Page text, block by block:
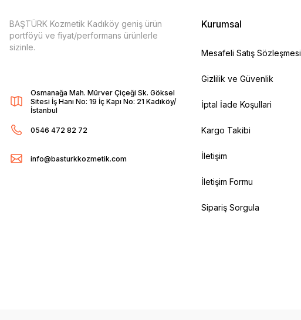
BAŞTÜRK Kozmetik Kadıköy geniş ürün
portföyü ve fiyat/performans ürünlerle
sizinle.
Osmanağa Mah. Mürver Çiçeği Sk. Göksel
Sitesi İş Hanı No: 19 İç Kapı No: 21 Kadıköy/
İstanbul
0546 472 82 72
info@basturkkozmetik.com
Kurumsal
Mesafeli Satış Sözleşmesi
Gizlilik ve Güvenlik
İptal İade Koşullari
Kargo Takibi
İletişim
İletişim Formu
Sipariş Sorgula